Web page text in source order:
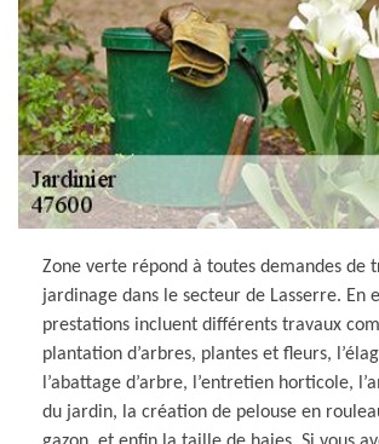
Zone verte répond à toutes demandes de
jardinage dans le secteur de Lasserre. En
prestations incluent différents travaux
plantation d’arbres, plantes et fleurs,
l’abattage d’arbre, l’entretien horticole,
du jardin, la création de pelouse en